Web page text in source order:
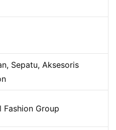
Sepatu, Aksesoris
Fashion Group